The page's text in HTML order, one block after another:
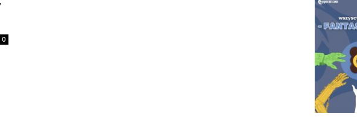
0